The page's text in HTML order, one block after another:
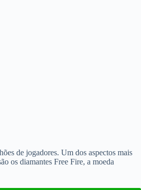
de jogadores. Um dos aspectos mais
os diamantes Free Fire, a moeda